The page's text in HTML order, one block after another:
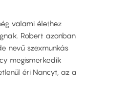
valami élethez
Robert azonban
nevű szexmunkás
megismerkedik
éri Nancyt, az a